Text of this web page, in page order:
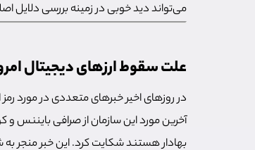
می‌تواند دید خوبی در زمینه بررسی دلایل
علت سقوط ارزهای دیجیتال امروز (14 ژوئن 2023 معادل 24
در روزهای اخیر خبرهای متعددی در مورد رمز
آخرین مورد این سازمان از صرافی بایننس